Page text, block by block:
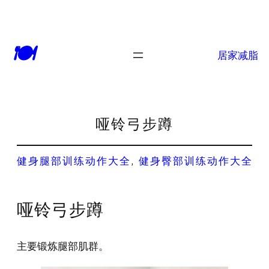
🍽 居家减脂
哑铃弓步蹲
健身腿部训练动作大全 , 健身臀部训练动作大全
哑铃弓步蹲
主要锻炼腿部肌群。